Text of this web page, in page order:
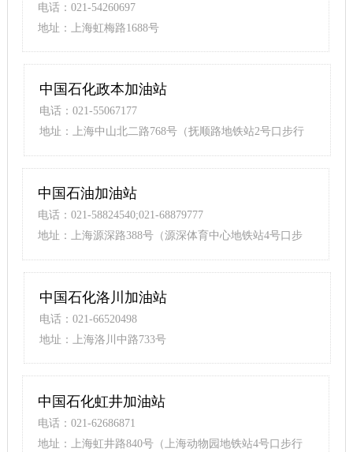
电话：021-54260697
地址：上海虹梅路1688号
中国石化政本加油站
电话：021-55067177
地址：上海中山北二路768号（抚顺路地铁站2号口步行
中国石油加油站
电话：021-58824540;021-68879777
地址：上海源深路388号（源深体育中心地铁站4号口步
中国石化洛川加油站
电话：021-66520498
地址：上海洛川中路733号
中国石化虹井加油站
电话：021-62686871
地址：上海虹井路840号（上海动物园地铁站4号口步行